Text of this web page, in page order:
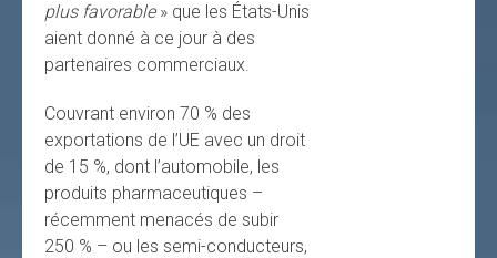
plus favorable » que les États-Unis
aient donné à ce jour à des
partenaires commerciaux.
Couvrant environ 70 % des
exportations de l’UE avec un droit
de 15 %, dont l’automobile, les
produits pharmaceutiques –
récemment menacés de subir
250 % – ou les semi-conducteurs,